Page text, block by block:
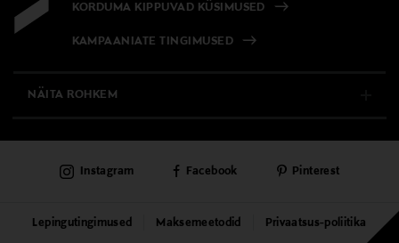
KORDUMA KIPPUVAD KÜSIMUSED
KAMPAANIATE TINGIMUSED
NÄITA ROHKEM
PÜSIKLIENDITEENINDUS
KAUBAMAJAD
Lepingutingimused Maksemeetodid Privaatsus-poliitika
Instagram Facebook Pinterest